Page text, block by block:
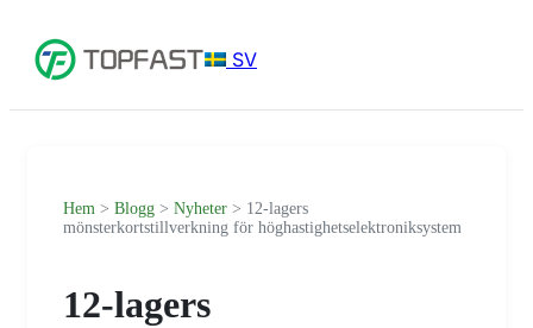
SV
Hem > Blogg > Nyheter > 12-lagers
mönsterkortstillverkning för höghastighetselektroniksystem
12-lagers